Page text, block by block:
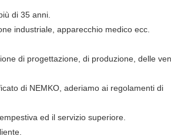
di 35 anni.
industriale, apparecchio medico ecc.
di progettazione, di produzione, delle
di NEMKO, aderiamo ai regolamenti di
ed il servizio superiore.